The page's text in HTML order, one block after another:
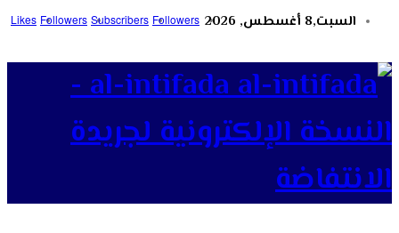
Likes Followers Subscribers Followers السبت,8 أغسطس, 2026
al-intifada -
النسخة الإلكترونية لجريدة
الانتفاضة